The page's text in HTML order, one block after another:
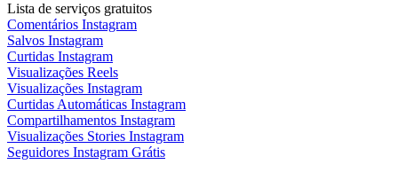
Lista de serviços gratuitos
Comentários Instagram
Salvos Instagram
Curtidas Instagram
Visualizações Reels
Visualizações Instagram
Curtidas Automáticas Instagram
Compartilhamentos Instagram
Visualizações Stories Instagram
Seguidores Instagram Grátis